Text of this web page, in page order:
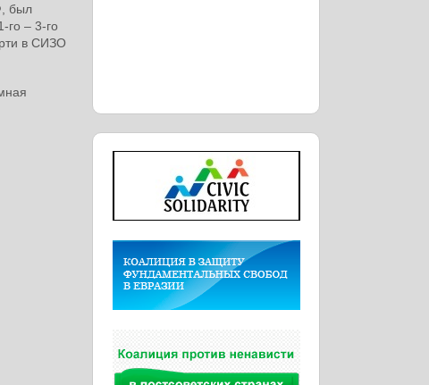
был
го – 3-го
в СИЗО